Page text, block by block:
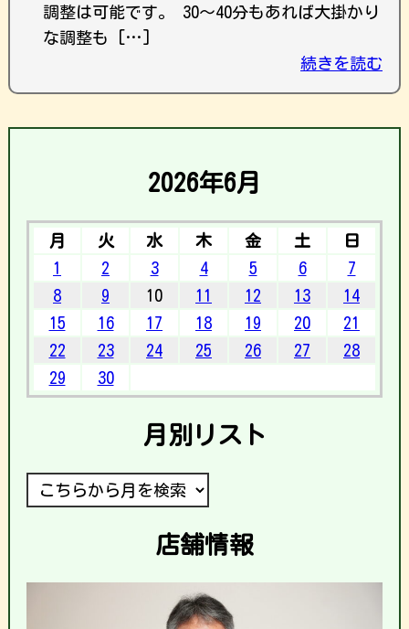
調整は可能です。 30〜40分もあれば大掛かり
な調整も […]
続きを読む
2026年6月
月 火 水 木 金 土
日
1
2 3 4 5 6
7
8
9 10 11 12 13
14
15
16 17 18 19 20
21
22
23 24 25 26 27
28
29
30
月別リスト
店舗情報